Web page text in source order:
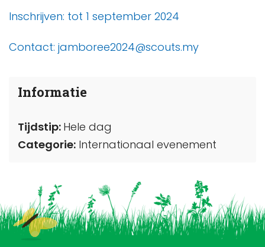
Inschrijven: tot 1 september 2024
Contact: jamboree2024@scouts.my
Informatie
Tijdstip: Hele dag
Categorie: Internationaal evenement